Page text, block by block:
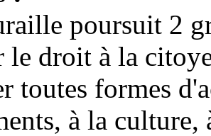
poursuit 2
le droit à la
toutes formes
à la